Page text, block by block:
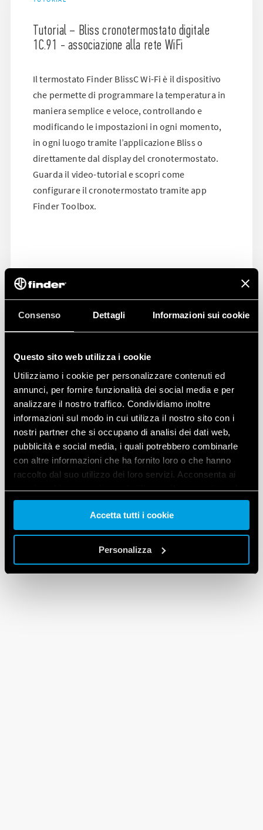
Consenso Dettagli Informazioni sui cookie
Questo sito web utilizza i cookie
Utilizziamo i cookie per personalizzare contenuti ed
annunci, per fornire funzionalità dei social media e per
analizzare il nostro traffico. Condividiamo inoltre
informazioni sul modo in cui utilizza il nostro sito con i
nostri partner che si occupano di analisi dei dati web,
pubblicità e social media, i quali potrebbero combinarle
con altre informazioni che ha fornito loro o che hanno
raccolto dal suo utilizzo dei loro servizi. Acconsenta ai
nostri cookie se continua ad utilizzare il nostro sito web.
Vai alla Cookie Policy complet a
Accetta tutti i cookie
Personalizza
Tutorial – Bliss cronotermostato digitale
1C.91 - associazione alla rete WiFi
Il termostato Finder BlissC Wi-Fi è il dispositivo
che permette di programmare la temperatura in
maniera semplice e veloce, controllando e
modificando le impostazioni in ogni momento,
in ogni luogo tramite l’applicazione Bliss o
direttamente dal display del cronotermostato.
Guarda il video-tutorial e scopri come
configurare il cronotermostato tramite app
Finder Toolbox.